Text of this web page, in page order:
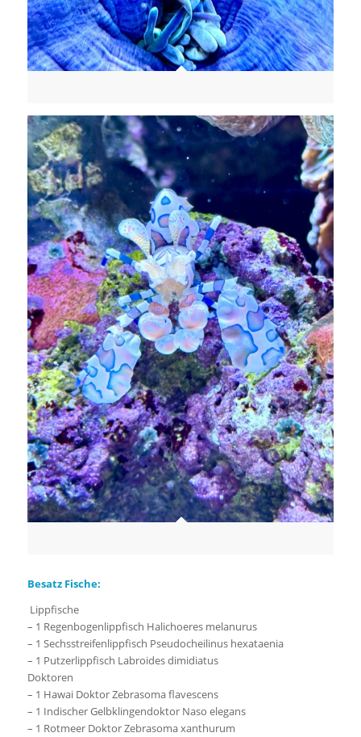
Besatz Fische:
Lippfische
– 1 Regenbogenlippfisch Halichoeres melanurus
– 1 Sechsstreifenlippfisch Pseudocheilinus hexataenia
– 1 Putzerlippfisch Labroides dimidiatus
Doktoren
– 1 Hawai Doktor Zebrasoma flavescens
– 1 Indischer Gelbklingendoktor Naso elegans
– 1 Rotmeer Doktor Zebrasoma xanthurum